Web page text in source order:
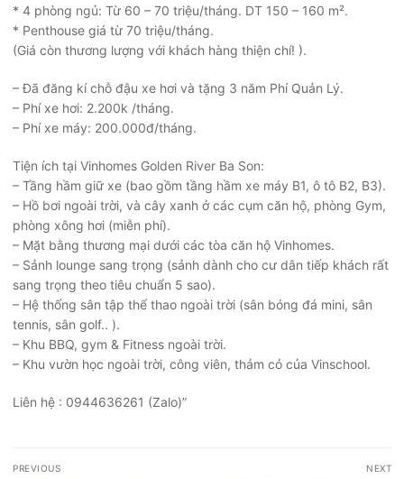
* 4 phòng ngủ: Từ 60 – 70 triệu/tháng. DT 150 – 160 m².
* Penthouse giá từ 70 triệu/tháng.
(Giá còn thương lượng với khách hàng thiện chí! ).
– Đã đăng kí chỗ đậu xe hơi và tặng 3 năm Phí Quản Lý.
– Phí xe hơi: 2.200k /tháng.
– Phí xe máy: 200.000đ/tháng.
Tiện ích tại Vinhomes Golden River Ba Son:
– Tầng hầm giữ xe (bao gồm tầng hầm xe máy B1, ô tô B2, B3).
– Hồ bơi ngoài trời, và cây xanh ở các cụm căn hộ, phòng Gym,
phòng xông hơi (miễn phí).
– Mặt bằng thương mại dưới các tòa căn hộ Vinhomes.
– Sảnh lounge sang trọng (sảnh dành cho cư dân tiếp khách rất
sang trọng theo tiêu chuẩn 5 sao).
– Hệ thống sân tập thể thao ngoài trời (sân bóng đá mini, sân
tennis, sân golf.. ).
– Khu BBQ, gym & Fitness ngoài trời.
– Khu vườn học ngoài trời, công viên, thảm cỏ của Vinschool.
Liên hệ : 0944636261 (Zalo)”
Điều
PREVIOUS NEXT